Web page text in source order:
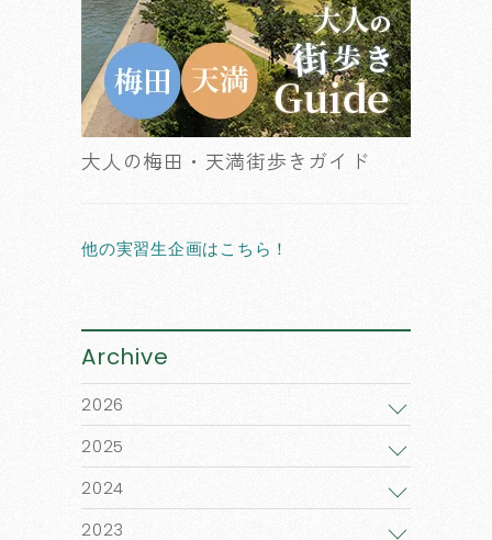
大人の梅田・天満街歩きガイド
他の実習生企画はこちら！
Archive
2026
2025
2024
2023